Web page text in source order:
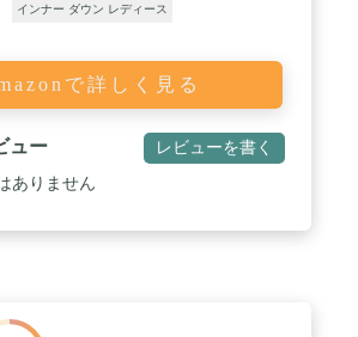
インナー ダウン レディース
で詳しく見る
ュー レビューを書く
ありません